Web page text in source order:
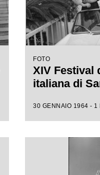
FOTO
XIV Festival
italiana di
30 GENNAIO 1964 - 1